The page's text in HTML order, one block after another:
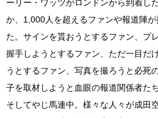
ーリー・ワッツがロンドンから到着し
か、1,000人を超えるファンや報道陣
た。サインを貰おうとするファン、プ
握手しようとするファン、ただ一目だ
うとするファン、写真を撮ろうと必死
子を取材しようと血眼の報道関係者た
そしてやじ馬連中。様々な人々が成田